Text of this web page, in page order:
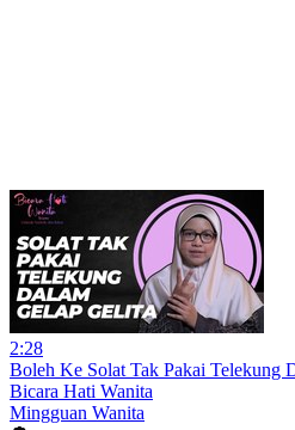
2:28
Boleh Ke Solat Tak Pakai Telekung
Bicara Hati Wanita
Mingguan Wanita